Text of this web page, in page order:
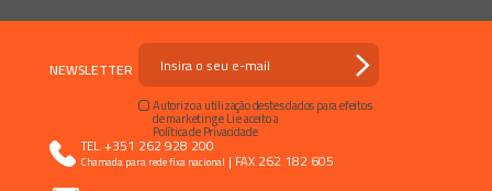
NEWSLETTER
Autorizo a utilização destes dados para efeitos
de marketing e Li e aceito a
Política de Privacidade
TEL.+351 262 928 200
Chamada para rede fixa nacional | FAX 262 182 605